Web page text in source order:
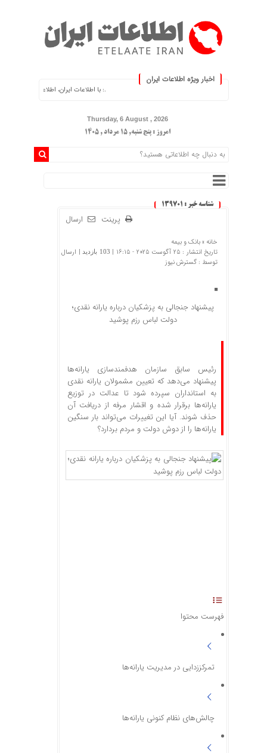
اخبار ویژه اطلاعات ایران
.: با اطلاعات ایران، اطلاعات خود را به‌روز کنید :.
Thursday, 6 August , 2026
امروز : پنج شنبه, ۱۵ مرداد , ۱۴۰۵
شناسه خبر : 139701
ارسال پرینت
خانه »بانک و بیمه
تاریخ انتشار : 25 آگوست 2025 - 16:15 |
103 بازدید
| ارسال
توسط : گسترش نیوز
پیشنهاد جنجالی به پزشکیان درباره یارانه نقدی؛
دولت لباس رزم پوشید
رئیس سابق سازمان هدفمندسازی یارانه‌ها
پیشنهاد می‌دهد که تعیین مشمولان یارانه نقدی
به استانداران سپرده شود تا عدالت در توزیع
یارانه‌ها برقرار شده و اقشار مرفه از دریافت آن
حذف شوند. آیا این تغییرات می‌تواند بار سنگین
یارانه‌ها را از دوش دولت و مردم بردارد؟
فهرست محتوا
تمرکززدایی در مدیریت یارانه‌ها
چالش‌های نظام کنونی یارانه‌ها